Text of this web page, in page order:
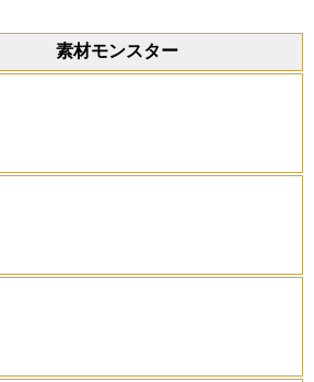
素材モンスター